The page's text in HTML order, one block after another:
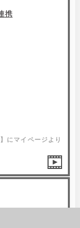
携
にマイページより